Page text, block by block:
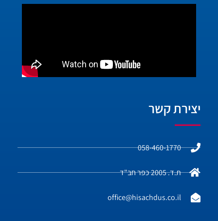
יצירת קשר
058-460-1770
ת.ד. 2005 כפר חב"ד
office@hisachdus.co.il